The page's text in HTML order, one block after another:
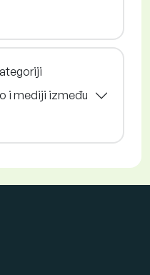
i mediji između